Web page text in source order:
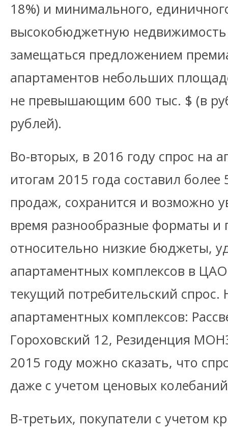
18%) и минимального,
высокобюджетную недвижимость
замещаться предложением
апартаментов небольших
не превышающим 600 тыс. $ (в
рублей).
Во-вторых, в 2016 году спрос на
итогам 2015 года составил
продаж, сохранится и возможно
время разнообразные форматы
относительно низкие бюджеты,
апартаментных комплексов в
текущий потребительский
апартаментных комплексов:
Гороховский 12, Резиденция
2015 году можно сказать, что
даже с учетом ценовых
В-третьих, покупатели с учетом